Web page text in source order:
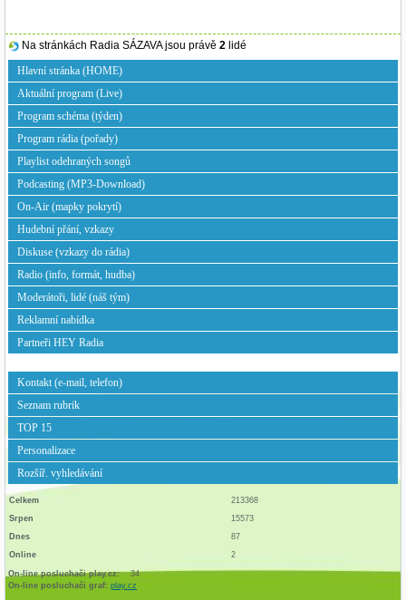
Na stránkách Radia SÁZAVA jsou právě 2 lidé
Hlavní stránka (HOME)
Aktuální program (Live)
Program schéma (týden)
Program rádia (pořady)
Playlist odehraných songů
Podcasting (MP3-Download)
On-Air (mapky pokrytí)
Hudební přání, vzkazy
Diskuse (vzkazy do rádia)
Radio (info, formát, hudba)
Moderátoři, lidé (náš tým)
Reklamní nabídka
Partneři HEY Radia
Kontakt (e-mail, telefon)
Seznam rubrik
TOP 15
Personalizace
Rozšíř. vyhledávání
Celkem
213368
Srpen
15573
Dnes
87
Online
2
On-line posluchači play.cz:
34
On-line posluchači graf: play.cz